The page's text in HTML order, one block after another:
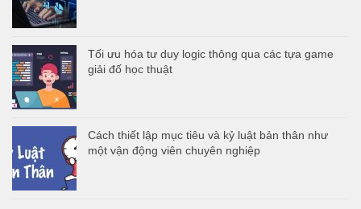
Tối ưu hóa tư duy logic thông qua các tựa game
giải đố học thuật
Cách thiết lập mục tiêu và kỷ luật bản thân như
một vận động viên chuyên nghiệp